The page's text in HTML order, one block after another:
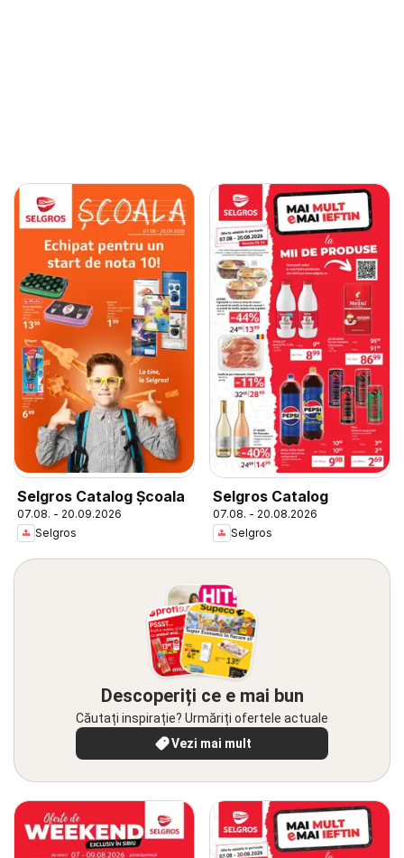
Selgros Catalog Şcoala
07.08. - 20.09.2026
Selgros
Selgros Catalog
07.08. - 20.08.2026
Selgros
Descoperiți ce e mai bun
Căutați inspirație? Urmăriți ofertele actuale
Vezi mai mult